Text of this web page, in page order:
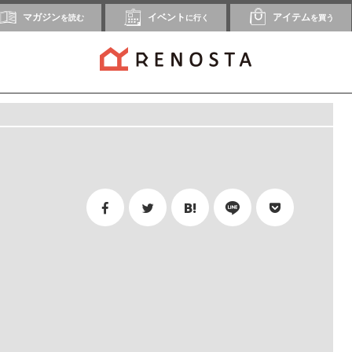
マガジンを読む イベント に行く アイテムを買う